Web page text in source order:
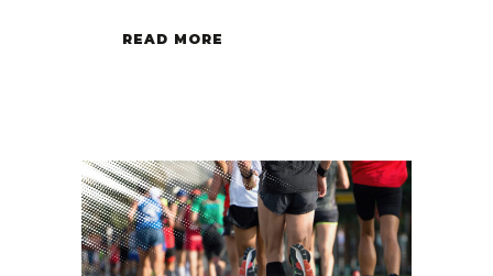
READ MORE